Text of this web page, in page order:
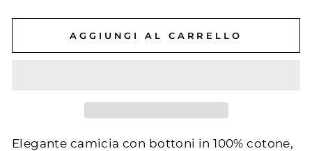
AGGIUNGI AL CARRELLO
Elegante camicia con bottoni in 100% cotone,